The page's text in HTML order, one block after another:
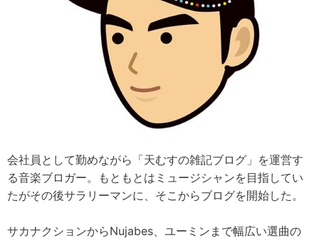
会社員として勤めながら「天むすの雑記ブログ」を運営す
る音楽ブロガー。もともとはミュージシャンを目指してい
たがその後サラリーマンに、そこからブログを開始した。
サカナクションからNujabes、ユーミンまで幅広い選曲の